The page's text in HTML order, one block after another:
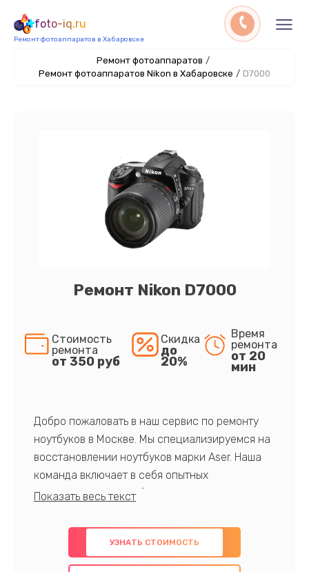
foto-iq.ru
Ремонт фотоаппаратов в Хабаровске
Ремонт фотоаппаратов /
Ремонт фотоаппаратов Nikon в Хабаровске / D7000
Ремонт Nikon D7000
Стоимость
ремонта
от 350 руб
Скидка
до
20%
Время
ремонта
от 20
мин
Добро пожаловать в наш сервис по ремонту
ноутбуков в Москве. Мы специализируемся на
восстановлении ноутбуков марки Aser. Наша
команда включает в себя опытных
профессионалов с обширными знаниями и
предлагаем быстрый и качественный ремонт с
использованием оригинальных компонентов, а
также гарантируем качество всех
УЗНАТЬ СТОИМОСТЬ